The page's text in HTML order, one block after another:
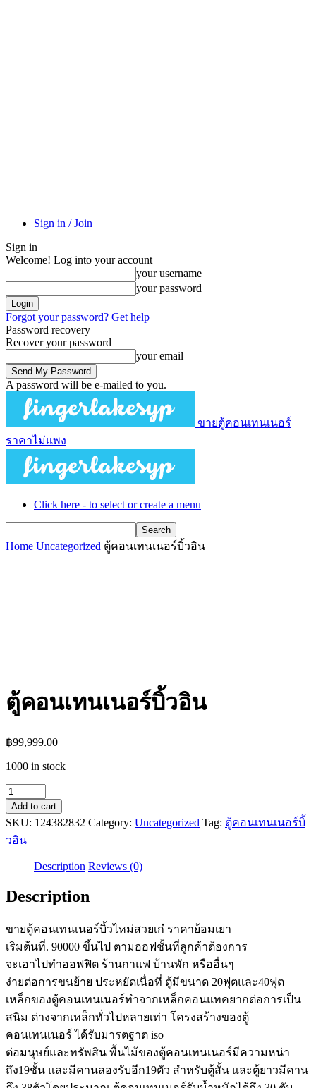
Sign in / Join
Sign in
Welcome! Log into your account
your username
your password
Forgot your password? Get help
Password recovery
Recover your password
your email
A password will be e-mailed to you.
ขายตู้คอนเทนเนอร์
ราคาไม่แพง
Click here - to select or create a menu
Home Uncategorized ตู้คอนเทนเนอร์บิ้วอิน
ตู้คอนเทนเนอร์บิ้วอิน
฿99,999.00
1000 in stock
ตู้
คอน
เท
น
บิ้
quantity
Add to cart
SKU: 124382832 Category: Uncategorized Tag: ตู้คอนเทนเนอร์บิ้
วอิน
Description Reviews (0)
Description
ขายตู้คอนเทนเนอร์บิ้วไหม่สวยเก๋ ราคาย้อมเยา
เริมต้นที่. 90000 ขึ้นไป ตามออฟชั้นที่ลูกค้าต้องการ
จะเอาไปทำออฟฟิต ร้านกาแฟ บ้านพัก หรืออื่นๆ
ง่ายต่อการขนย้าย ประหยัดเนื่อที่ ตู้มีขนาด 20ฟุตและ40ฟุต
เหล็กของตู้คอนเทนเนอร์ทำจากเหล็กคอนแทคยากต่อการเป็น
สนิม ต่างจากเหล็กทั่วไปหลายเท่า โครงสร้างของตู้
คอนเทนเนอร์ ได้รับมารตฐาต iso
ต่อมนุษย์และทรัพสิน พื้นไม้ของตู้คอนเทนเนอร์มีความหน่า
ถึง19ชั้น และมีคานลองรับอีก19ตัว สำหรับตู้สั้น และตู้ยาวมีคาน